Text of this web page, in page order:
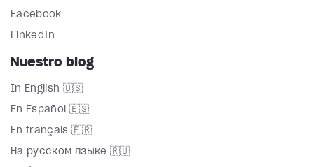
Facebook
LinkedIn
Nuestro blog
In English 🇺🇸
En Español 🇪🇸
En français 🇫🇷
На русском языке 🇷🇺